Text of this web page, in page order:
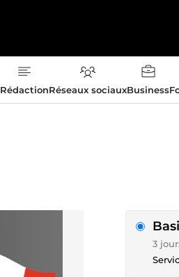
RédactionRéseaux sociauxBusiness
3